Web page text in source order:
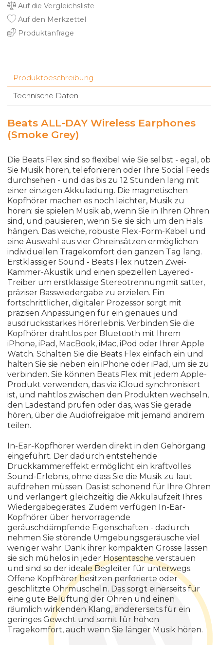
Auf die Vergleichsliste
Auf den Merkzettel
Produktanfrage
Produktbeschreibung
Technische Daten
Beats ALL-DAY Wireless Earphones
(Smoke Grey)
Die Beats Flex sind so flexibel wie Sie selbst - egal, ob
Sie Musik hören, telefonieren oder Ihre Social Feeds
durchsehen - und das bis zu 12 Stunden lang mit
einer einzigen Akkuladung. Die magnetischen
Kopfhörer machen es noch leichter, Musik zu
hören: sie spielen Musik ab, wenn Sie in Ihren Ohren
sind, und pausieren, wenn Sie sie sich um den Hals
hängen. Das weiche, robuste Flex-Form-Kabel und
eine Auswahl aus vier Ohreinsätzen ermöglichen
individuellen Tragekomfort den ganzen Tag lang.
Erstklassiger Sound - Beats Flex nutzen Zwei-
Kammer-Akustik und einen speziellen Layered-
Treiber um erstklassige Stereotrennungmit satter,
präziser Basswiedergabe zu erzielen. Ein
fortschrittlicher, digitaler Prozessor sorgt mit
präzisen Anpassungen für ein genaues und
ausdrucksstarkes Hörerlebnis. Verbinden Sie die
Kopfhörer drahtlos per Bluetooth mit Ihrem
iPhone, iPad, MacBook, iMac, iPod oder Ihrer Apple
Watch. Schalten Sie die Beats Flex einfach ein und
halten Sie sie neben ein iPhone oder iPad, um sie zu
verbinden. Sie können Beats Flex mit jedem Apple-
Produkt verwenden, das via iCloud synchronisiert
ist, und nahtlos zwischen den Produkten wechseln,
den Ladestand prüfen oder das, was Sie gerade
hören, über die Audiofreigabe mit jemand andrem
teilen.
In-Ear-Kopfhörer werden direkt in den Gehörgang
eingeführt. Der dadurch entstehende
Druckkammereffekt ermöglicht ein kraftvolles
Sound-Erlebnis, ohne dass Sie die Musik zu laut
aufdrehen müssen. Das ist schonend für Ihre Ohren
und verlängert gleichzeitig die Akkulaufzeit Ihres
Wiedergabegerätes. Zudem verfügen In-Ear-
Kopfhörer über hervorragende
geräuschdämpfende Eigenschaften - dadurch
nehmen Sie störende Umgebungsgeräusche viel
weniger wahr. Dank ihrer kompakten Grösse lassen
sie sich mühelos in jeder Hosentasche verstauen
und sind so der ideale Begleiter für unterwegs.
Offene Kopfhörer besitzen perforierte oder
geschlitzte Ohrmuscheln. Das sorgt einerseits für
eine gute Belüftung der Ohren und einen
räumlich wirkenden Klang, andererseits für ein
geringes Gewicht und somit für hohen
Tragekomfort, auch wenn Sie länger Musik hören.